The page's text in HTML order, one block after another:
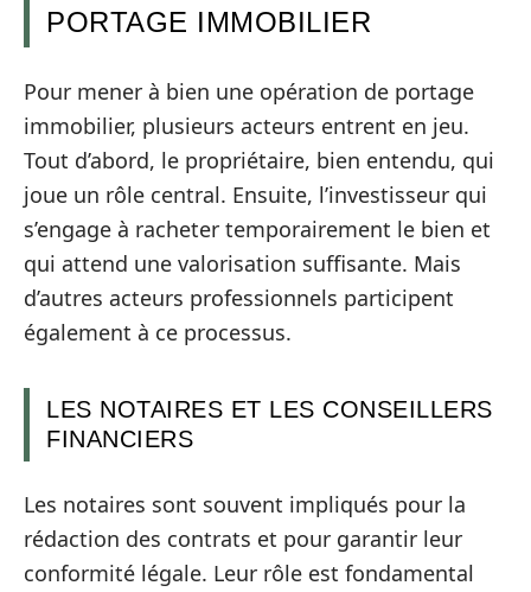
PORTAGE IMMOBILIER
Pour mener à bien une opération de portage
immobilier, plusieurs acteurs entrent en jeu.
Tout d’abord, le propriétaire, bien entendu, qui
joue un rôle central. Ensuite, l’investisseur qui
s’engage à racheter temporairement le bien et
qui attend une valorisation suffisante. Mais
d’autres acteurs professionnels participent
également à ce processus.
LES NOTAIRES ET LES CONSEILLERS
FINANCIERS
Les notaires sont souvent impliqués pour la
rédaction des contrats et pour garantir leur
conformité légale. Leur rôle est fondamental